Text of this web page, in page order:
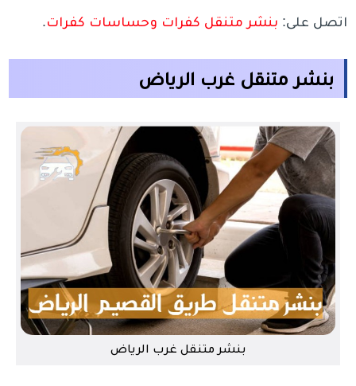
اتصل على: بنشر متنقل كفرات وحساسات كفرات.
بنشر متنقل غرب الرياض
بنشر متنقل غرب الرياض